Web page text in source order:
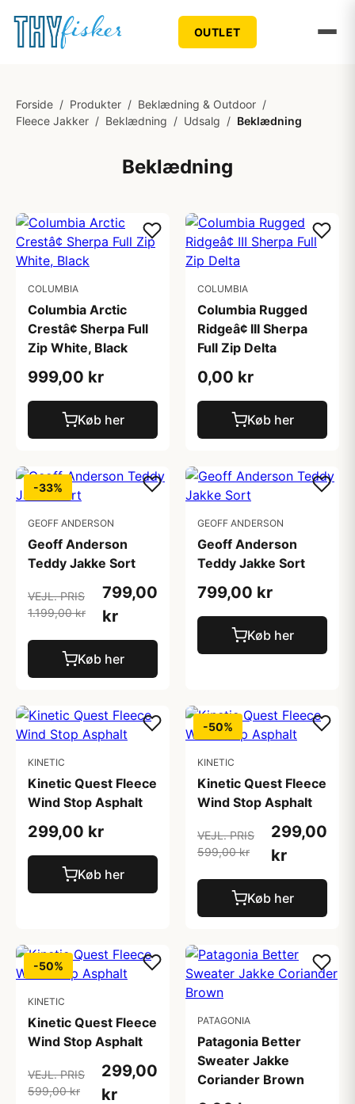
OUTLET
Forside / Produkter / Beklædning & Outdoor /
Fleece Jakker / Beklædning / Udsalg / Beklædning
Beklædning
COLUMBIA
Columbia Arctic
Crestâ¢ Sherpa Full
Zip White, Black
999,00 kr
Køb her
COLUMBIA
Columbia Rugged
Ridgeâ¢ III Sherpa
Full Zip Delta
0,00 kr
Køb her
-33%
GEOFF ANDERSON
Geoff Anderson
Teddy Jakke Sort
VEJL. PRIS
1.199,00 kr
799,00
kr
Køb her
GEOFF ANDERSON
Geoff Anderson
Teddy Jakke Sort
799,00 kr
Køb her
KINETIC
Kinetic Quest Fleece
Wind Stop Asphalt
299,00 kr
Køb her
-50%
KINETIC
Kinetic Quest Fleece
Wind Stop Asphalt
VEJL. PRIS
599,00 kr
299,00
kr
Køb her
-50%
KINETIC
Kinetic Quest Fleece
Wind Stop Asphalt
VEJL. PRIS
599,00 kr
299,00
kr
PATAGONIA
Patagonia Better
Sweater Jakke
Coriander Brown